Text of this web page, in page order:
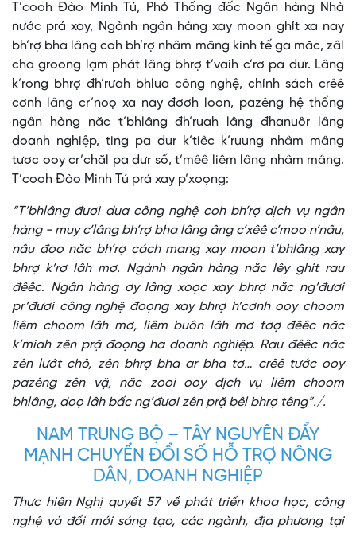
T’cooh Đào Minh Tú, Phó Thống đốc Ngân hàng Nhà
nước prá xay, Ngành ngân hàng xay moon ghít xa nay
bh’rợ bha lâng coh bh’rợ nhâm mâng kinh tế ga măc, zâl
cha groong lạm phát lâng bhrợ t’vaih c’rơ pa dưr. Lâng
k’rong bhrợ đh’rưah bhlưa công nghệ, chính sách crêê
cơnh lâng cr’noọ xa nay đơơh loon, pazêng hệ thống
ngân hàng năc t’bhlâng đh’rưah lâng đhanuôr lâng
doanh nghiệp, ting pa dưr k’tiêc k’ruung nhâm mâng
tươc ooy cr’chăl pa dưr số, t’mêê liêm lâng nhâm mâng.
T’cooh Đào Minh Tú prá xay p’xoọng:
“T’bhlâng đươi dua công nghệ coh bh’rợ dịch vụ ngân
hàng - muy c’lâng bh’rợ bha lâng âng c’xêê c’moo n’nâu,
nâu đoo năc bh’rợ cách mạng xay moon t’bhlâng xay
bhrợ k’rơ lâh mơ. Ngành ngân hàng năc lêy ghít rau
đêêc. Ngân hàng ơy lâng xoọc xay bhrợ năc ng’đươi
pr’đươi công nghệ đoọng xay bhrợ h’cơnh ooy choom
liêm choom lâh mơ, liêm buôn lâh mơ tơợ đêêc năc
k’miah zên prặ đoọng ha doanh nghiệp. Rau đêêc năc
zên lướt chô, zên bhrợ bha ar bha tơ… crêê tước ooy
pazêng zên vặ, năc zooi ooy dịch vụ liêm choom
bhlâng, doọ lâh bấc ng’đươi zên prặ bêl bhrợ têng”./.
NAM TRUNG BỘ – TÂY NGUYÊN ĐẨY
MẠNH CHUYỂN ĐỔI SỐ HỖ TRỢ NÔNG
DÂN, DOANH NGHIỆP
Thực hiện Nghị quyết 57 về phát triển khoa học, công
nghệ và đổi mới sáng tạo, các ngành, địa phương tại